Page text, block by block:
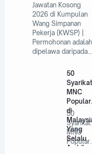
Jawatan Kosong
2026 di Kumpulan
Wang Simpanan
Pekerja (KWSP) |
Permohonan adalah
dipelawa daripada…
50
Syarikat
MNC
Popular
di
Yang
Selalu
Ambil
50
Syarikat
MNC
Popular